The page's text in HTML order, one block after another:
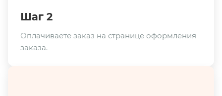
Шаг 2
Оплачиваете заказ на странице оформления
заказа.